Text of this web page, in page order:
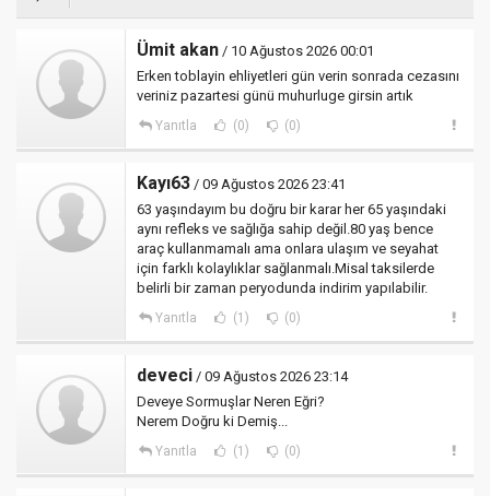
Ümit akan / 10 Ağustos 2026 00:01
Erken toblayin ehliyetleri gün verin sonrada cezasını
veriniz pazartesi günü muhurluge girsin artık
Yanıtla (0) (0)
Kayı63 / 09 Ağustos 2026 23:41
63 yaşındayım bu doğru bir karar her 65 yaşındaki
aynı refleks ve sağlığa sahip değil.80 yaş bence
araç kullanmamalı ama onlara ulaşım ve seyahat
için farklı kolaylıklar sağlanmalı.Misal taksilerde
belirli bir zaman peryodunda indirim yapılabilir.
Yanıtla (1) (0)
deveci / 09 Ağustos 2026 23:14
Deveye Sormuşlar Neren Eğri?
Nerem Doğru ki Demiş...
Yanıtla (1) (0)